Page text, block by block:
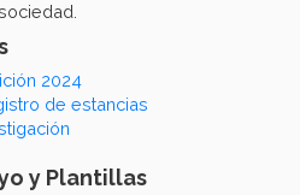
2024
de estancias
y Plantillas